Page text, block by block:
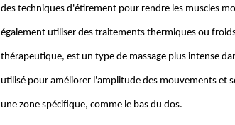
des techniques d'étirement pour rendre les muscles
également utiliser des traitements thermiques ou
thérapeutique, est un type de massage plus intense
utilisé pour améliorer l'amplitude des mouvements et
une zone spécifique, comme le bas du dos.